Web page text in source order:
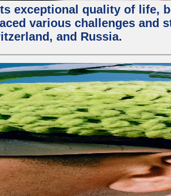
exceptional quality of life,
various challenges
and Russia.